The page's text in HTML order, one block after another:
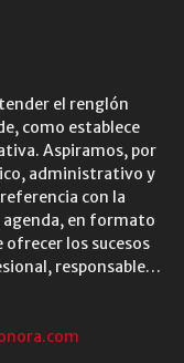
el renglón
como establece
Aspiramos, por
administrativo y
con la
agenda, en formato
los sucesos
responsable…